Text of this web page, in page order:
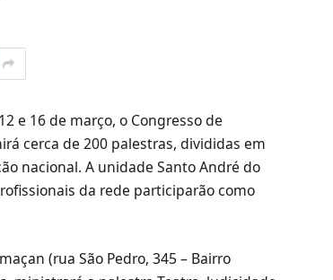
e 16 de março, o Congresso de
cerca de 200 palestras, divididas em
nacional. A unidade Santo André do
da rede participarão como
(rua São Pedro, 345 – Bairro